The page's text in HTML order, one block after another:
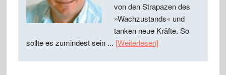
von den Strapazen des
»Wachzustands« und
tanken neue Kräfte. So
sollte es zumindest sein ... [Weiterlesen]